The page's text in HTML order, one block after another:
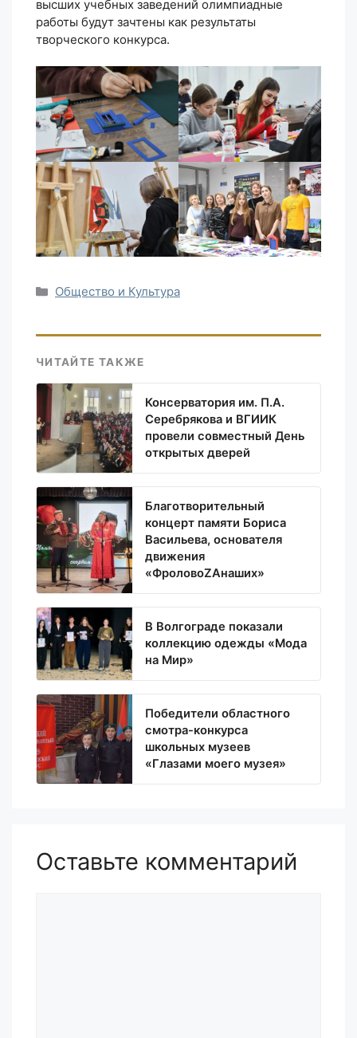
высших учебных заведений олимпиадные
работы будут зачтены как результаты
творческого конкурса.
Рубрики
Общество и Культура
ЧИТАЙТЕ ТАКЖЕ
Консерватория им. П.А.
Серебрякова и ВГИИК
провели совместный День
открытых дверей
Благотворительный
концерт памяти Бориса
Васильева, основателя
движения
«ФроловоZАнаших»
В Волгограде показали
коллекцию одежды «Мода
на Мир»
Победители областного
смотра-конкурса
школьных музеев
«Глазами моего музея»
Оставьте комментарий